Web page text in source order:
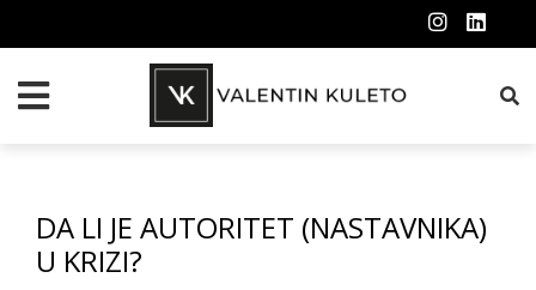
DA LI JE AUTORITET (NASTAVNIKA)
U KRIZI?